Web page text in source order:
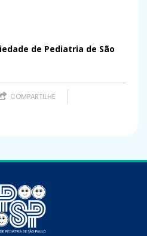
de Pediatria de São
COMPARTILHE